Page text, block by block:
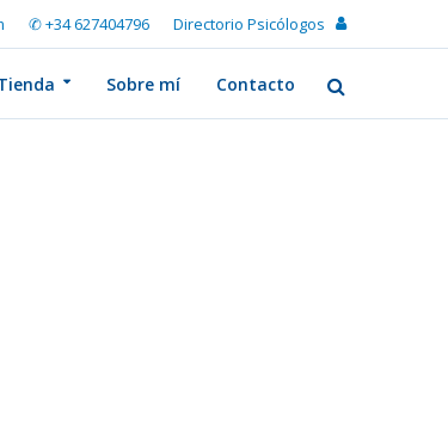
✆ +34 627404796 Directorio Psicólogos
Sobre mí Contacto